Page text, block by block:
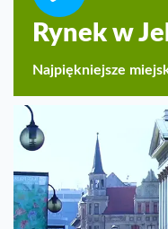
Rynek w
Najpiękniejsze